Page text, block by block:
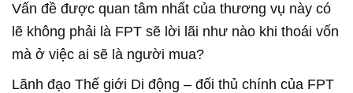
Vấn đề được quan tâm nhất của thương vụ này có
lẽ không phải là FPT sẽ lời lãi như nào khi thoái vốn
mà ở việc ai sẽ là người mua?
Lãnh đạo Thế giới Di động – đối thủ chính của FPT